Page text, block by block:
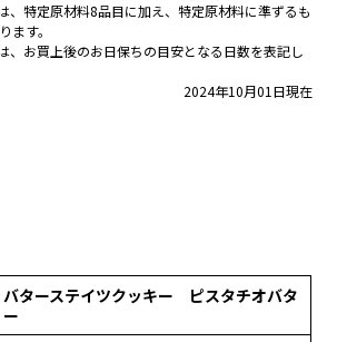
特定原材料8品目に加え、特定原材料に準ずるも
ます。
、お買上後のお日保ちの目安となる日数を表記し
2024年10月01日現在
バターステイツクッキー ピスタチオバタ
ー